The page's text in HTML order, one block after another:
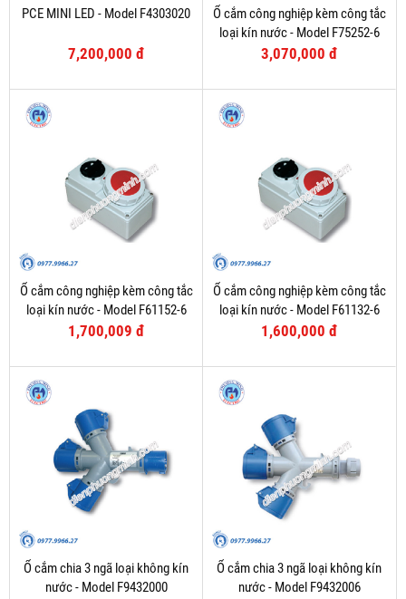
PCE MINI LED - Model F4303020
7,200,000 đ
Ổ cắm công nghiệp kèm công tắc
loại kín nước - Model F75252-6
3,070,000 đ
Ổ cắm công nghiệp kèm công tắc
loại kín nước - Model F61152-6
1,700,009 đ
Ổ cắm công nghiệp kèm công tắc
loại kín nước - Model F61132-6
1,600,000 đ
Ổ cắm chia 3 ngã loại không kín
nước - Model F9432000
Ổ cắm chia 3 ngã loại không kín
nước - Model F9432006